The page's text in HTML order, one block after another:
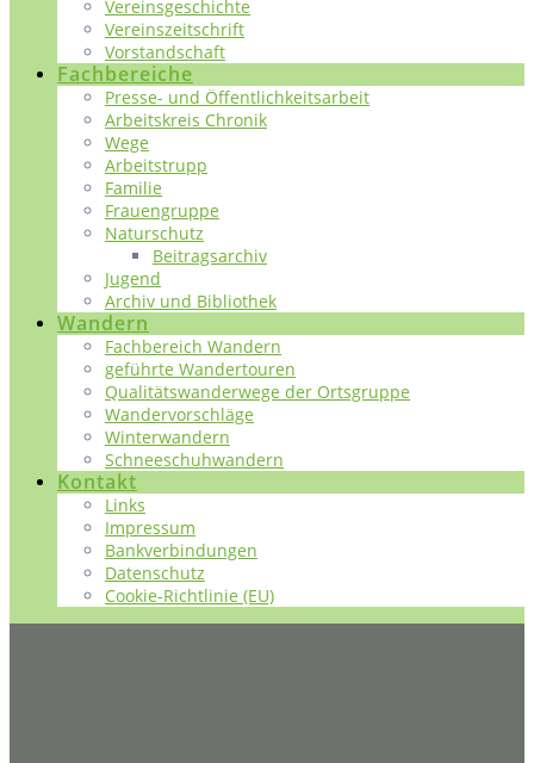
Vereinsgeschichte
Vereinszeitschrift
Vorstandschaft
Fachbereiche
Presse- und Öffentlichkeitsarbeit
Arbeitskreis Chronik
Wege
Arbeitstrupp
Familie
Frauengruppe
Naturschutz
Beitragsarchiv
Jugend
Archiv und Bibliothek
Wandern
Fachbereich Wandern
geführte Wandertouren
Qualitätswanderwege der Ortsgruppe
Wandervorschläge
Winterwandern
Schneeschuhwandern
Kontakt
Links
Impressum
Bankverbindungen
Datenschutz
Cookie-Richtlinie (EU)